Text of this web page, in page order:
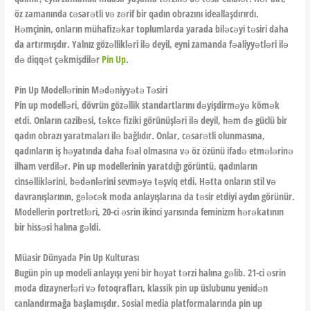
öz zamanında cəsarətli və zərif bir qadın obrazını ideallaşdırırdı.
Həmçinin, onların mühafizəkar toplumlarda yarada biləcəyi təsiri daha
da artırmışdır. Yalnız gözəllikləri ilə deyil, eyni zamanda fəaliyyətləri ilə
də diqqət çəkmişdilərPin Up.
Pin Up Modellərinin Mədəniyyətə Təsiri
Pin up modelləri, dövrün gözəllik standartlarını dəyişdirməyə kömək
etdi. Onların cazibəsi, təkcə fiziki görünüşləri ilə deyil, həm də güclü bir
qadın obrazı yaratmaları ilə bağlıdır. Onlar, cəsarətli olunmasına,
qadınların iş həyatında daha fəal olmasına və öz özünü ifadə etmələrinə
ilham verdilər. Pin up modellerinin yaratdığı görüntü, qadınların
cinsəlliklərini, bədənlərini sevməyə təşviq etdi. Hətta onların stil və
davranışlarının, gələcək moda anlayışlarına da təsir etdiyi aydın görünür.
Modellerin portretləri, 20-ci əsrin ikinci yarısında feminizm hərəkatının
bir hissəsi halına gəldi.
Müasir Dünyada Pin Up Kulturası
Bugün pin up modeli anlayışı yeni bir həyat tərzi halına gəlib. 21-ci əsrin
moda dizaynerləri və fotoqrafları, klassik pin up üslubunu yenidən
canlandırmağa başlamışdır. Sosial media platformalarında pin up